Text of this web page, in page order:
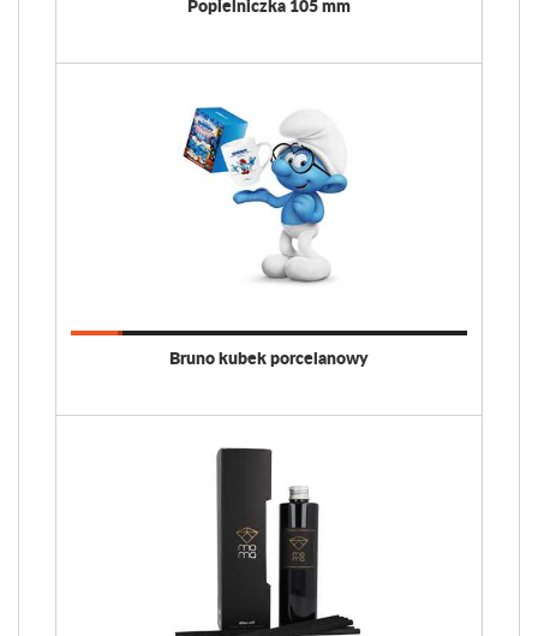
Popielniczka 105 mm
Bruno kubek porcelanowy